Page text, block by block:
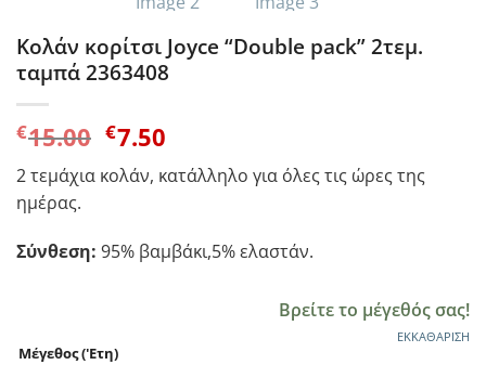
Κολάν κορίτσι Joyce “Double pack” 2τεμ.
ταμπά 2363408
€15.00 Original
price
was:
€7.50Η
τρέχουσα
τιμή
€7.50.
2 τεμάχια κολάν, κατάλληλο για όλες τις ώρες της
ημέρας.
Σύνθεση: 95% βαμβάκι,5% ελαστάν.
Βρείτε το μέγεθός σας!
Μέγεθος ('Ετη)
ΕΚΚΑΘΆΡΙΣΗ